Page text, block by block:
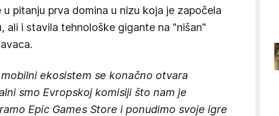
u pitanju prva domina u nizu koja je započela
ali i stavila tehnološke gigante na "nišan"
mobilni ekosistem se konačno otvara
smo Evropskoj komisiji što nam je
Epic Games Store i ponudimo svoje igre